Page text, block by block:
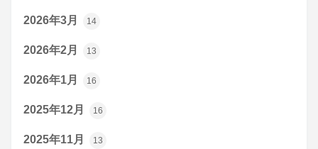
2026年3月 14
2026年2月 13
2026年1月 16
2025年12月 16
2025年11月 13